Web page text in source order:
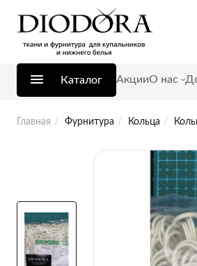
Каталог АкцииО нас
Главная Фурнитура Кольца